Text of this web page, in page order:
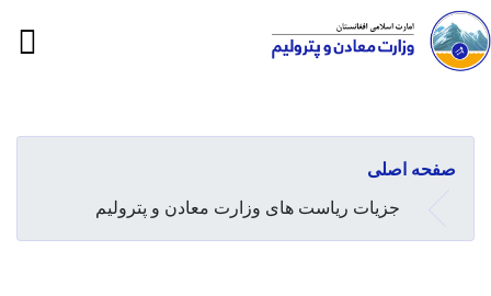
صفحه اصلی
جزیات ریاست های وزارت معادن و پترولیم